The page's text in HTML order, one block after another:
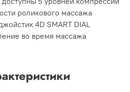
роликового массажа
4D SMART DIAL
во время массажа